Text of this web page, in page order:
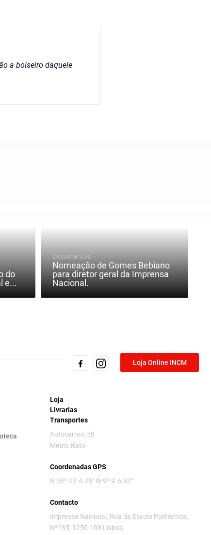
a bolseiro daquele
do
e...
Documentos
Nomeação de Gomes Bebiano
para diretor geral da Imprensa
Nacional.
Loja Online INCM
Loja
Livrarias
Transportes
Autocarros: 58
Metro: Rato
Coordenadas GPS
N 38º 43' 4.45" W 9º 9' 6.62"
Contacto
Imprensa Nacional, Rua da Escola Politécnica,
Nº135, 1250-100 Lisboa